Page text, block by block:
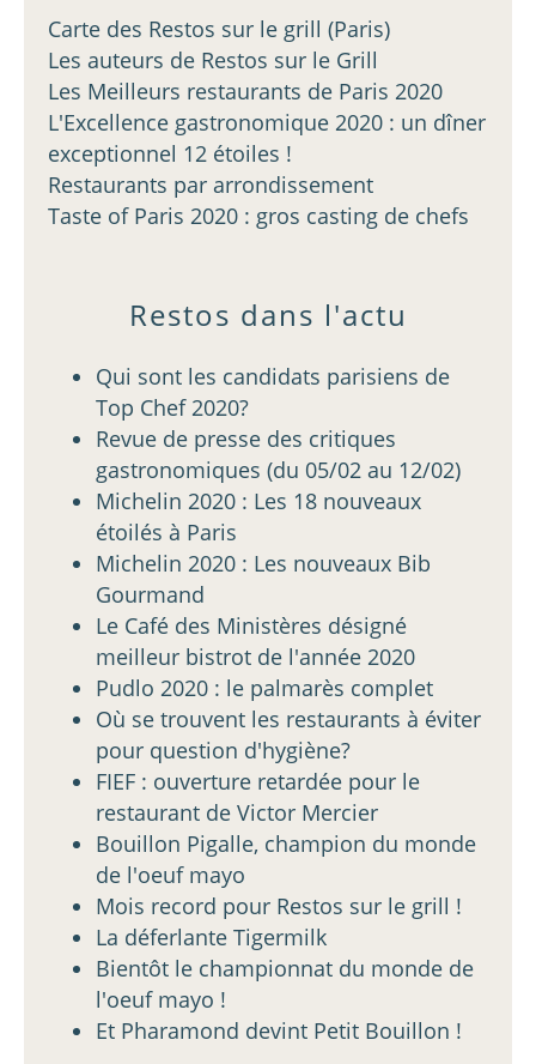
Carte des Restos sur le grill (Paris)
Les auteurs de Restos sur le Grill
Les Meilleurs restaurants de Paris 2020
L'Excellence gastronomique 2020 : un dîner
exceptionnel 12 étoiles !
Restaurants par arrondissement
Taste of Paris 2020 : gros casting de chefs
Restos dans l'actu
Qui sont les candidats parisiens de
Top Chef 2020?
Revue de presse des critiques
gastronomiques (du 05/02 au 12/02)
Michelin 2020 : Les 18 nouveaux
étoilés à Paris
Michelin 2020 : Les nouveaux Bib
Gourmand
Le Café des Ministères désigné
meilleur bistrot de l'année 2020
Pudlo 2020 : le palmarès complet
Où se trouvent les restaurants à éviter
pour question d'hygiène?
FIEF : ouverture retardée pour le
restaurant de Victor Mercier
Bouillon Pigalle, champion du monde
de l'oeuf mayo
Mois record pour Restos sur le grill !
La déferlante Tigermilk
Bientôt le championnat du monde de
l'oeuf mayo !
Et Pharamond devint Petit Bouillon !